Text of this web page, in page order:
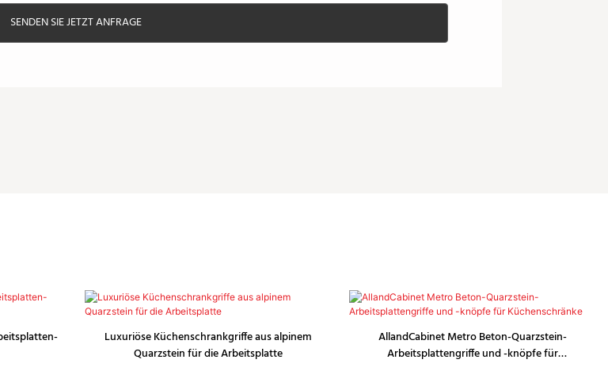
SENDEN SIE JETZT ANFRAGE
Luxuriöse Küchenschrankgriffe aus alpinem
Quarzstein für die Arbeitsplatte
AllandCabinet Metro Beton-Quarzstein-
Arbeitsplattengriffe und -knöpfe für